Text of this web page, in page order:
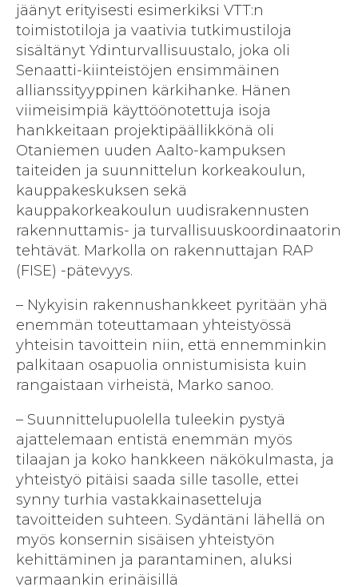
jäänyt erityisesti esimerkiksi VTT:n
toimistotiloja ja vaativia tutkimustiloja
sisältänyt Ydinturvallisuustalo, joka oli
Senaatti-kiinteistöjen ensimmäinen
allianssityyppinen kärkihanke. Hänen
viimeisimpiä käyttöönotettuja isoja
hankkeitaan projektipäällikkönä oli
Otaniemen uuden Aalto-kampuksen
taiteiden ja suunnittelun korkeakoulun,
kauppakeskuksen sekä
kauppakorkeakoulun uudisrakennusten
rakennuttamis- ja turvallisuuskoordinaatorin
tehtävät. Markolla on rakennuttajan RAP
(FISE) -pätevyys.
– Nykyisin rakennushankkeet pyritään yhä
enemmän toteuttamaan yhteistyössä
yhteisin tavoittein niin, että ennemminkin
palkitaan osapuolia onnistumisista kuin
rangaistaan virheistä, Marko sanoo.
– Suunnittelupuolella tuleekin pystyä
ajattelemaan entistä enemmän myös
tilaajan ja koko hankkeen näkökulmasta, ja
yhteistyö pitäisi saada sille tasolle, ettei
synny turhia vastakkainasetteluja
tavoitteiden suhteen. Sydäntäni lähellä on
myös konsernin sisäisen yhteistyön
kehittäminen ja parantaminen, aluksi
varmaankin erinäisillä